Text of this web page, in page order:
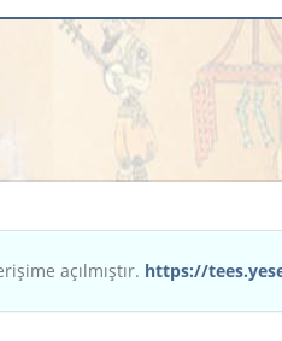
açılmıştır. https://